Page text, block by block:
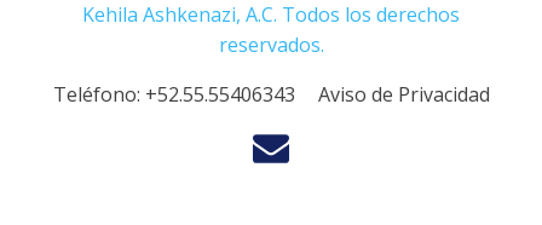
Kehila Ashkenazi, A.C. Todos los derechos
reservados.
Teléfono: +52.55.55406343 Aviso de Privacidad